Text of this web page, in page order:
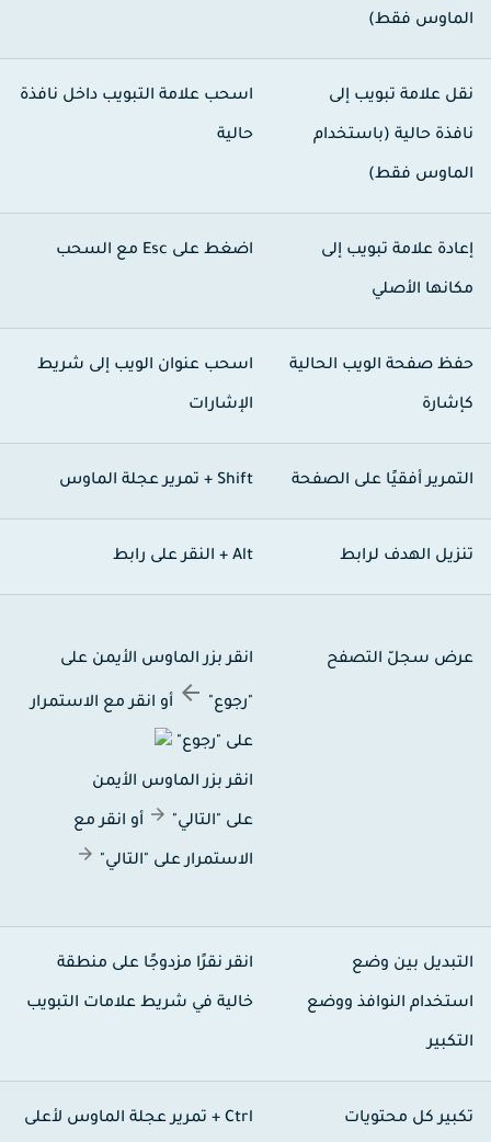
فقط)
علامة تبويب إلى
حالية (باستخدام
فقط)
اسحب علامة التبويب داخل نافذة
حالية
علامة تبويب إلى
الأصلي
اضغط علىEscمع السحب
صفحة الويب الحالية اسحب عنوان الويب إلى شريط
الإشارات
أفقيًا على الصفحة Shift + تمرير عجلة الماوس
الهدف لرابط Alt + النقر على رابط
سجلّ التصفح انقر بزر الماوس الأيمن على
"رجوع" أو انقر مع الاستمرار
على "رجوع"
انقر بزر الماوس الأيمن
على "التالي" أو انقر مع
الاستمرار على "التالي"
بين وضع
النوافذ ووضع
انقر نقرًا مزدوجًا على منطقة
خالية في شريط علامات التبويب
كل محتويات Ctrl + تمرير عجلة الماوس لأعلى